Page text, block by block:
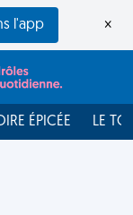
l'app ×
ÉPICÉE LE